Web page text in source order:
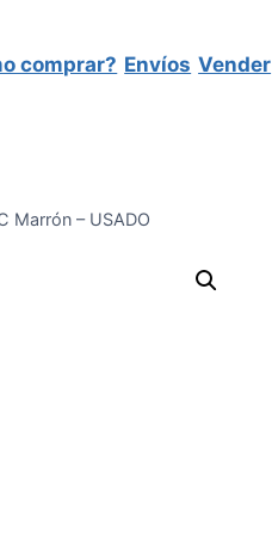
comprar? Envíos Vender
Marrón – USADO